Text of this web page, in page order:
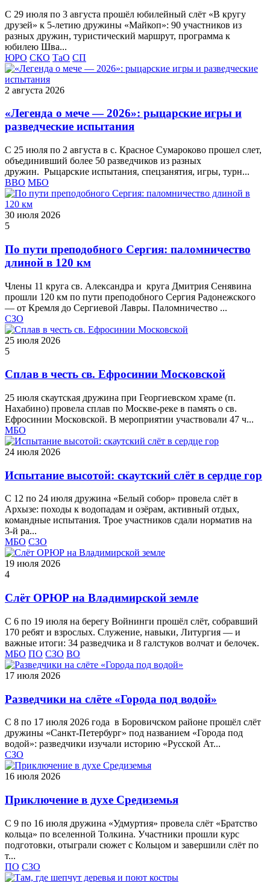
С 29 июля по 3 августа прошёл юбилейный слёт «В кругу
друзей» к 5‑летию дружины «Майкоп»: 90 участников из
разных дружин, туристический маршрут, программа к
юбилею Шва...
ЮРО СКО ТаО СП
2 августа 2026
«Легенда о мече — 2026»: рыцарские игры и
разведческие испытания
С 25 июля по 2 августа в с. Красное Сумароково прошел слет,
объединивший более 50 разведчиков из разных
дружин. Рыцарские испытания, спецзанятия, игры, турн...
ВВО МБО
30 июля 2026
5
По пути преподобного Сергия: паломничество
длиной в 120 км
Члены 11 круга св. Александра и круга Дмитрия Сенявина
прошли 120 км по пути преподобного Сергия Радонежского
— от Кремля до Сергиевой Лавры. Паломничество ...
СЗО
25 июля 2026
5
Сплав в честь св. Ефросинии Московской
25 июля скаутская дружина при Георгиевском храме (п.
Нахабино) провела сплав по Москве‑реке в память о св.
Ефросинии Московской. В мероприятии участвовали 47 ч...
МБО
24 июля 2026
Испытание высотой: скаутский слёт в сердце гор
С 12 по 24 июля дружина «Белый собор» провела слёт в
Архызе: походы к водопадам и озёрам, активный отдых,
командные испытания. Трое участников сдали норматив на
3‑й ра...
МБО СЗО
19 июля 2026
4
Слёт ОРЮР на Владимирской земле
С 6 по 19 июля на берегу Войнинги прошёл слёт, собравший
170 ребят и взрослых. Служение, навыки, Литургия — и
важные итоги: 34 разведчика и 8 галстуков волчат и белочек.
МБО ПО СЗО ВО
17 июля 2026
Разведчики на слёте «Города под водой»
С 8 по 17 июля 2026 года в Боровичском районе прошёл слёт
дружины «Санкт-Петербург» под названием «Города под
водой»: разведчики изучали историю «Русской Ат...
СЗО
16 июля 2026
Приключение в духе Средиземья
С 9 по 16 июля дружина «Удмуртия» провела слёт «Братство
кольца» по вселенной Толкина. Участники прошли курс
подготовки, отыграли сюжет с Кольцом и завершили слёт по
т...
ПО СЗО